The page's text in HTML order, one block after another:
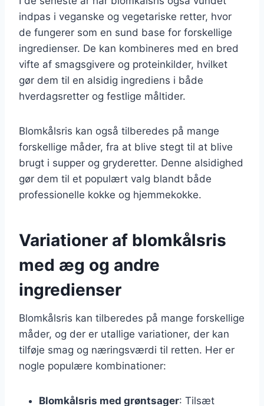
indpas i veganske og vegetariske retter, hvor
de fungerer som en sund base for forskellige
ingredienser. De kan kombineres med en bred
vifte af smagsgivere og proteinkilder, hvilket
gør dem til en alsidig ingrediens i både
hverdagsretter og festlige måltider.
Blomkålsris kan også tilberedes på mange
forskellige måder, fra at blive stegt til at blive
brugt i supper og gryderetter. Denne alsidighed
gør dem til et populært valg blandt både
professionelle kokke og hjemmekokke.
Variationer af blomkålsris
med æg og andre
ingredienser
Blomkålsris kan tilberedes på mange forskellige
måder, og der er utallige variationer, der kan
tilføje smag og næringsværdi til retten. Her er
nogle populære kombinationer:
Blomkålsris med grøntsager: Tilsæt